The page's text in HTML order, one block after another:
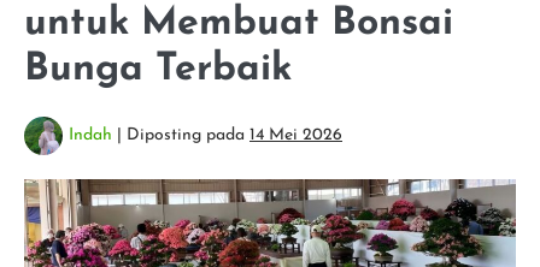
untuk Membuat Bonsai
Bunga Terbaik
Indah Diposting pada 14 Mei 2026